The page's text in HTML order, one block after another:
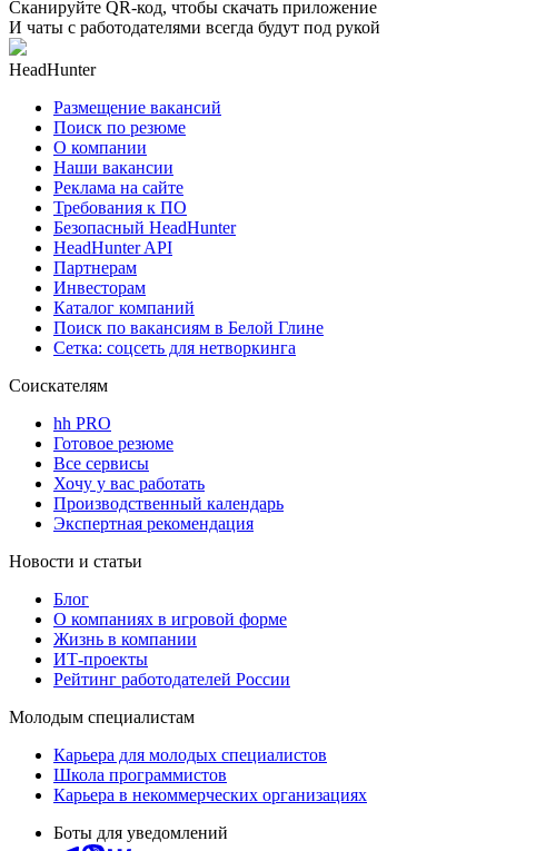
Сканируйте QR-код, чтобы скачать приложение
И чаты с работодателями всегда будут под рукой
HeadHunter
Размещение вакансий
Поиск по резюме
О компании
Наши вакансии
Реклама на сайте
Требования к ПО
Безопасный HeadHunter
HeadHunter API
Партнерам
Инвесторам
Каталог компаний
Поиск по вакансиям в Белой Глине
Сетка: соцсеть для нетворкинга
Соискателям
hh PRO
Готовое резюме
Все сервисы
Хочу у вас работать
Производственный календарь
Экспертная рекомендация
Новости и статьи
Блог
О компаниях в игровой форме
Жизнь в компании
ИТ-проекты
Рейтинг работодателей России
Молодым специалистам
Карьера для молодых специалистов
Школа программистов
Карьера в некоммерческих организациях
Боты для уведомлений